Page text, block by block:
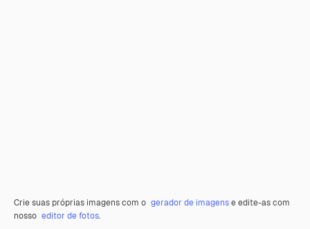
Crie suas próprias imagens com o gerador de imagense edite-as com
nosso editor de fotos.